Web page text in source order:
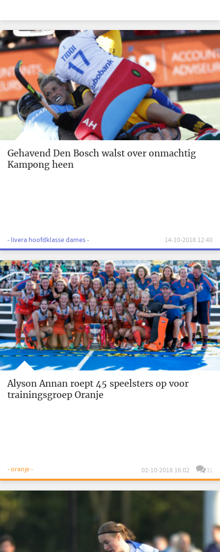
Gehavend Den Bosch walst over onmachtig
Kampong heen
- livera hoofdklasse dames - 14-10-2018 12:40
Alyson Annan roept 45 speelsters op voor
trainingsgroep Oranje
- oranje - 02-10-2018 16:02 31